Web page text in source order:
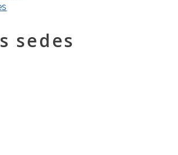
sedes